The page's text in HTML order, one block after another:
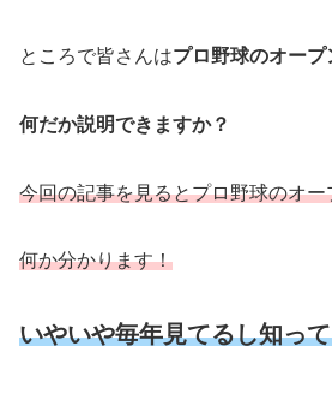
ところで皆さんはプロ野球のオープ
何だか説明できますか？
今回の記事を見るとプロ野球のオー
何か分かります！
いやいや毎年見てるし知っ